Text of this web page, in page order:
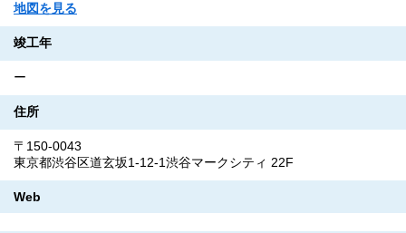
地図を見る
竣工年
ー
住所
〒150-0043
東京都渋谷区道玄坂1-12-1渋谷マークシティ 22F
Web